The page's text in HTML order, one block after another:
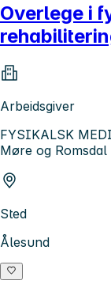
Overlege i
Arbeidsgiver
FYSIKALSK
Møre og Romsdal
Sted
Ålesund